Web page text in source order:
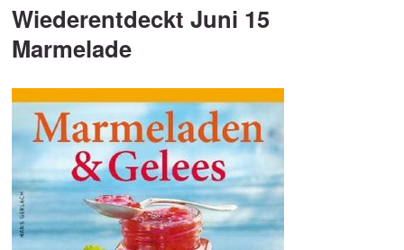
Wiederentdeckt Juni 15
Marmelade